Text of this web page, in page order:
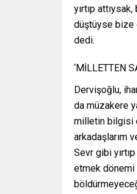
yırtıp
düştüyse bize
dedi.
‘MİLLETTEN
Dervişoğlu,
da müzakere
milletin bilgisi
arkadaşlarım
Sevr gibi
etmek dönemi